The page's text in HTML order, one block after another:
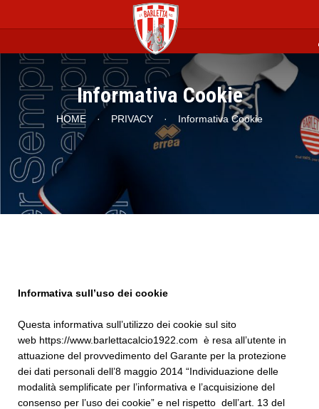
Informativa Cookie
HOME · PRIVACY · Informativa Cookie
Informativa sull’uso dei cookie
Questa informativa sull’utilizzo dei cookie sul sito
web https://www.barlettacalcio1922.com è resa all’utente in
attuazione del provvedimento del Garante per la protezione
dei dati personali dell’8 maggio 2014 “Individuazione delle
modalità semplificate per l’informativa e l’acquisizione del
consenso per l’uso dei cookie” e nel rispetto dell’art. 13 del